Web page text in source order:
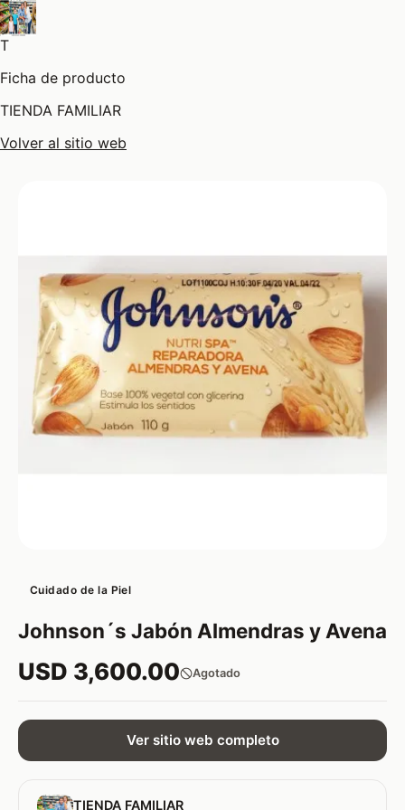
T
Ficha de producto
TIENDA FAMILIAR
Volver al sitio web
Cuidado de la Piel
Johnson´s Jabón Almendras y Avena
USD 3,600.00 Agotado
Ver sitio web completo
TIENDA FAMILIAR